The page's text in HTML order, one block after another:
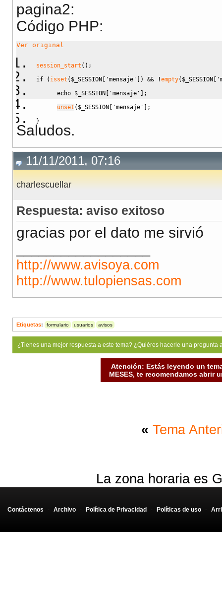
pagina2:
Código PHP:
Ver original
session_start ( ) ;
if
( isset ( $_SESSION 'mensaje' ) && !empty( $_SESSION
echo $_SESSION 'mensaje'
;
unset ( $_SESSION 'mensaje'
;
}
Saludos.
11/11/2011, 07:16
charlescuellar
Respuesta: aviso exitoso
gracias por el dato me sirvió
http://www.avisoya.com
http://www.tulopiensas.com
Etiquetas: formulario usuarios avisos
¿Tienes una mejor respuesta a este tema? ¿Quiéres hacerle una
Atención: Estás leyendo un
MESES, te recomendamos abrir
« Tema
La zona horaria es
Contáctenos - Archivo - Política de Privacidad - Políticas de uso -